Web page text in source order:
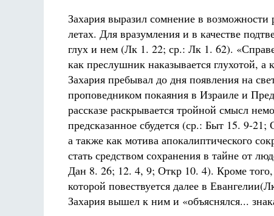
Захария выразил сомнение в
летах. Для вразумления и в качестве
глух и нем (Лк 1. 22; ср.: Лк 1. 62).
как преслушник наказывается глухотой,
Захария пребывал до дня появления на
проповедником покаяния в Израиле и
рассказе раскрывается тройной смысл
предсказанное сбудется (ср.: Быт 15. 9-
а также как мотива апокалиптического
стать средством сохранения в тайне от
Дан 8. 26; 12. 4, 9; Откр 10. 4). Кроме
которой повествуется далее в
Захария вышел к ним и «объяснялся...